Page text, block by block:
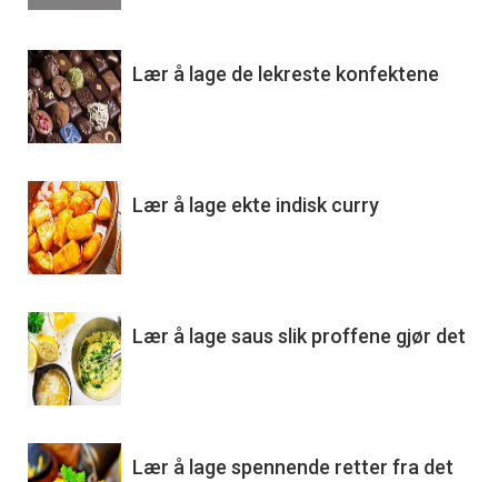
Lær å lage de lekreste konfektene
Lær å lage ekte indisk curry
Lær å lage saus slik proffene gjør det
Lær å lage spennende retter fra det